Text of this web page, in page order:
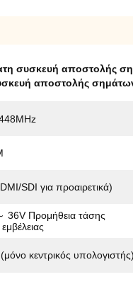
συσκευή αποστολής
αποστολής
SDI για προαιρετικά)
36V Προμήθεια τάσης
κεντρικός υπολογιστής)